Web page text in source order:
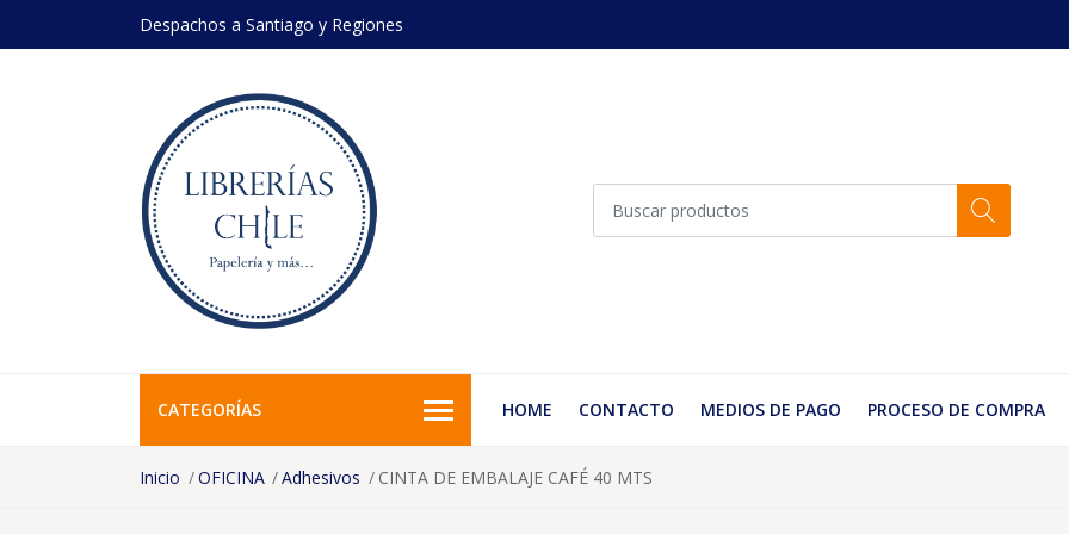
Despachos a Santiago y Regiones
CATEGORÍAS HOME CONTACTO MEDIOS DE PAGO PROCESO DE COMPRA
Inicio OFICINA Adhesivos CINTA DE EMBALAJE CAFÉ 40 MTS